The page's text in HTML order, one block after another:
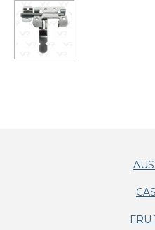
FRU